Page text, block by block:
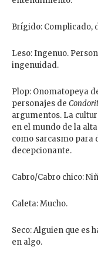
Brígido: Complicado,
Leso: Ingenuo.
ingenuidad.
Plop: Onomatopeya
personajes de
argumentos. La
en el mundo de la
como sarcasmo para
decepcionante.
Cabro/Cabro chico:
Caleta: Mucho.
Seco: Alguien que es
en algo.